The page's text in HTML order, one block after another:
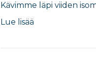
Kävimme läpi viiden
Lue lisää